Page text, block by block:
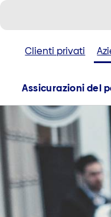
Clienti privati
Assicurazioni del